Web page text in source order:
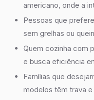
americano, onde a
Pessoas que
sem grelhas ou
Quem cozinha com
e busca eficiência
Famílias que
modelos têm trava